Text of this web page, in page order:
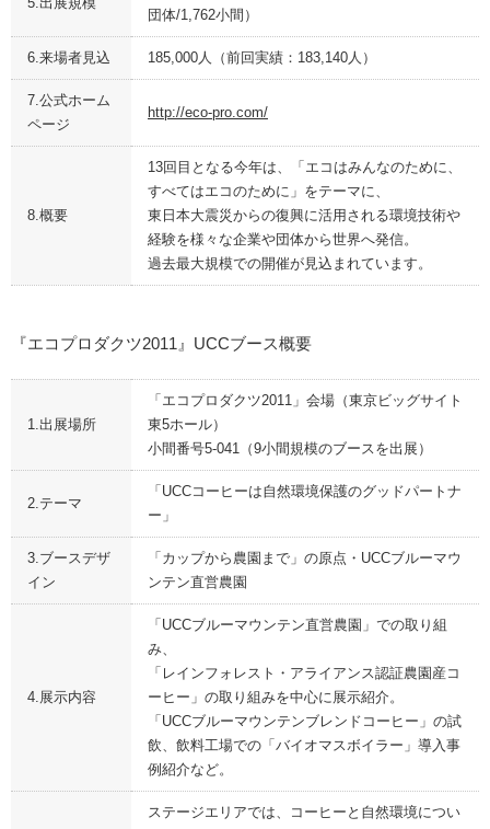
団体/1,762小間）
6.来場者見込 185,000人（前回実績：183,140人）
7.公式ホーム
ページ
http://eco-pro.com/
8.概要
13回目となる今年は、「エコはみんなのために、
すべてはエコのために」をテーマに、
東日本大震災からの復興に活用される環境技術や
経験を様々な企業や団体から世界へ発信。
過去最大規模での開催が見込まれています。
『エコプロダクツ2011』UCCブース概要
1.出展場所
「エコプロダクツ2011」会場（東京ビッグサイト
東5ホール）
小間番号5-041（9小間規模のブースを出展）
2.テーマ
「UCCコーヒーは自然環境保護のグッドパートナ
ー」
3.ブースデザ
イン
「カップから農園まで」の原点・UCCブルーマウ
ンテン直営農園
4.展示内容
「UCCブルーマウンテン直営農園」での取り組
み、
「レインフォレスト・アライアンス認証農園産コ
ーヒー」の取り組みを中心に展示紹介。
「UCCブルーマウンテンブレンドコーヒー」の試
飲、飲料工場での「バイオマスボイラー」導入事
例紹介など。
ステージエリアでは、コーヒーと自然環境につい